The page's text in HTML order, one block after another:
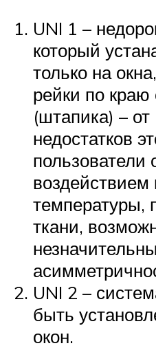
UNI 1 –
который
только на
рейки по краю
(штапика) –
недостатков
пользователи
воздействием
температуры,
ткани,
UNI 2 –
быть
окон.